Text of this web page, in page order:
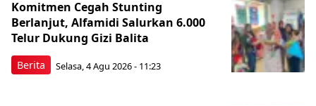
Berita
Komitmen Cegah Stunting
Berlanjut, Alfamidi Salurkan 6.000
Telur Dukung Gizi Balita
Selasa, 4 Agu 2026 - 11:23